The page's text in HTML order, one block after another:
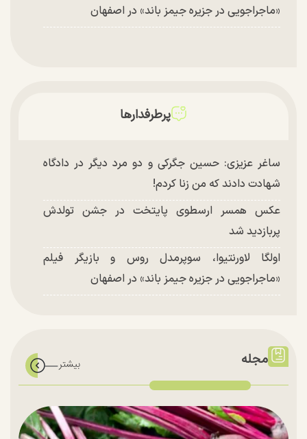
«ماجراجویی در جزیره جیمز باند» در اصفهان
پرطرفدارها
ساغر عزیزی: حسین جگرکی و دو مرد دیگر در دادگاه
شهادت دادند که من زنا کردم!
عکس همسر ارسطوی پایتخت در جشن تولدش
پربازدید شد
اولگا لاورنتیوا، سوپرمدل روس و بازیگر فیلم
«ماجراجویی در جزیره جیمز باند» در اصفهان
مجله